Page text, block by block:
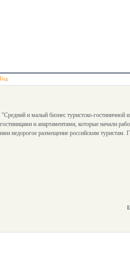
"Средний и малый бизнес туристско-гостиничной
и апартаментами, которые начали
недорогое размещение российским